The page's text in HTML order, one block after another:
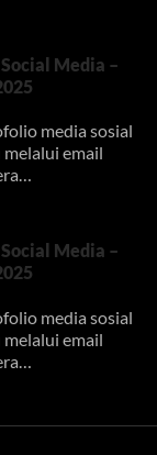
Media –
media sosial
email
Media –
media sosial
email